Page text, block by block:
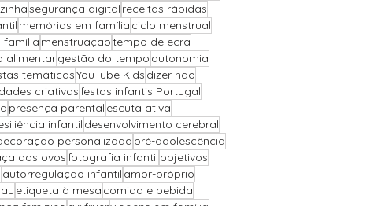
segurança digital receitas rápidas
memórias em família ciclo menstrual
família menstruaçãotempo de ecrã
alimentargestão do tempo autonomia
temáticasYouTube Kids dizer não
criativasfestas infantis Portugal
presença parental escuta ativa
infantil desenvolvimento cerebral
personalizada pré-adolescência
aos ovosfotografia infantil objetivos
autorregulação infantil amor-próprio
etiqueta à mesa comida e bebida